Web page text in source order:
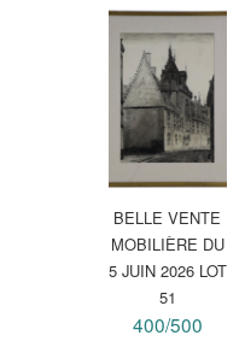
BELLE VENTE
MOBILIÈRE DU
5 JUIN 2026 LOT
51
400/500